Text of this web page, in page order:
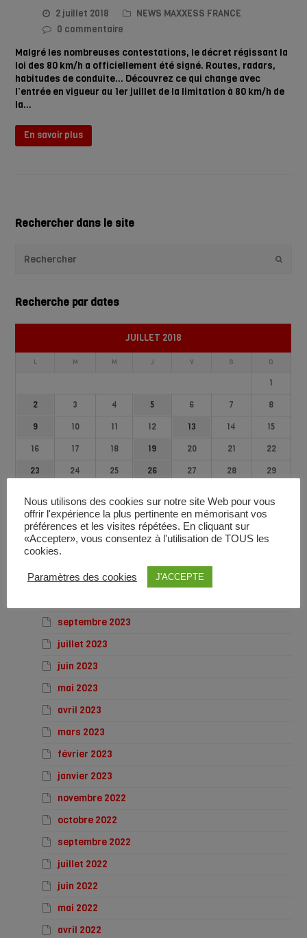
2 juillet 2018
NEWS MAXXESS FRANCE
0 commentaire
Malgré les nombreuses contestations, le décret régissant la
loi des 80 km/h a officiellement été signé. Routes, radars,
habitudes de conduite... Découvrez ce qui change avec
l’entrée en vigueur au 1er juillet de la limitation à 80 km/h de
la…
En savoir plus
Rechercher dans le site
Recherche par dates
JUILLET 2018
L M M J V S D
1
2
3 4 5 6 7
8
9
10 11 12 13 14
15
16
17 18 19 20 21
22
23
24 25 26 27 28
29
« Juin Août »
les Actualités par mois
novembre 2023
septembre 2023
juillet 2023
juin 2023
mai 2023
avril 2023
mars 2023
février 2023
janvier 2023
novembre 2022
octobre 2022
septembre 2022
juillet 2022
juin 2022
mai 2022
avril 2022
Nous utilisons des cookies sur notre site Web pour vous
offrir l'expérience la plus pertinente en mémorisant vos
préférences et les visites répétées. En cliquant sur
«Accepter», vous consentez à l'utilisation de TOUS les
cookies.
Paramètres des cookies J'ACCEPTE